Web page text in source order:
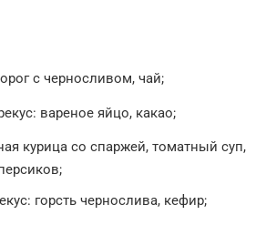
с черносливом, чай;
вареное яйцо, какао;
курица со спаржей, томатный суп,
горсть чернослива, кефир;